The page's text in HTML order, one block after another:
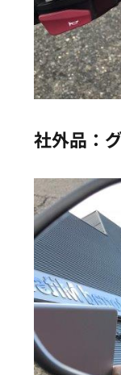
社外品：